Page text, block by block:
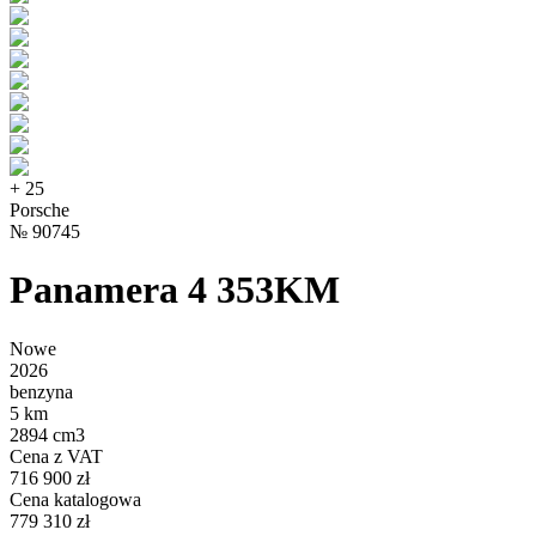
+ 25
Porsche
№ 90745
Panamera 4 353KM
Nowe
2026
benzyna
5 km
2894 cm3
Cena z VAT
716 900 zł
Cena katalogowa
779 310 zł